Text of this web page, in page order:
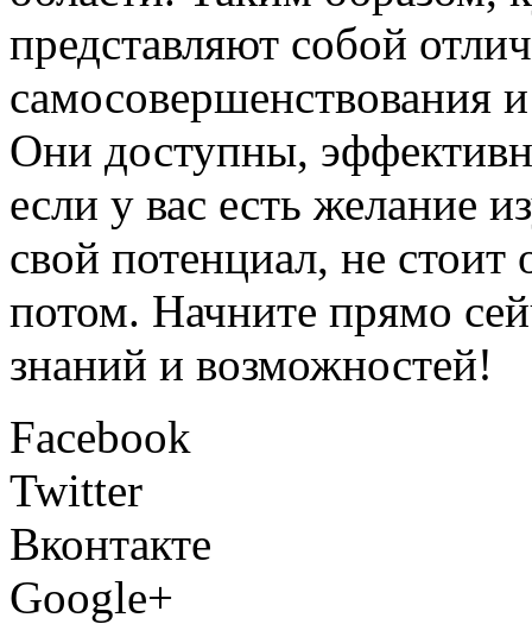
представляют собой
самосовершенствования
Они доступны,
если у вас есть желание
свой потенциал, не стоит
потом. Начните прямо
знаний и возможностей!
Facebook
Twitter
Вконтакте
Google+